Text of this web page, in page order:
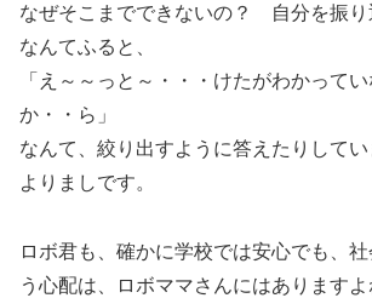
なぜそこまでできないの？ 自分を振り
なんてふると、
「え～～っと～・・・けたがわかって
か・・ら」
なんて、絞り出すように答えたりして
よりましです。
ロボ君も、確かに学校では安心でも、
う心配は、ロボママさんにはあります